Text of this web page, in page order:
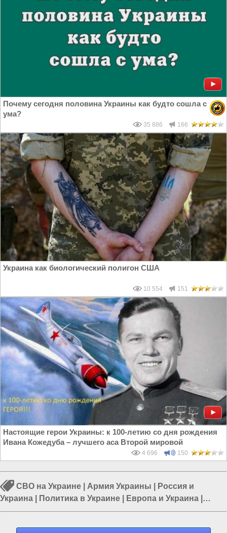
Почему сегодня половина Украины как будто сошла с
ума?
35 886 166
Украина как биологический полигон США
10 554 151
Настоящие герои Украины: к 100-летию со дня рождения
Ивана Кожедуба – лучшего аса Второй мировой
4 696 150
СВО на Украине Армия Украины
Россия и
Украина
Политика в Украине Европа и Украина
Война в Новороссии|Гражданская война на Украине